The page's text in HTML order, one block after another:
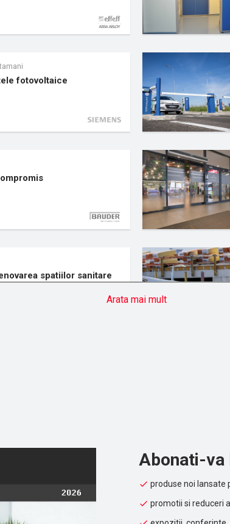
fotovoltaice
spatiilor sanitare
Arata mai mult
Abonati-va
produse noi lansate
promotii si reduceri